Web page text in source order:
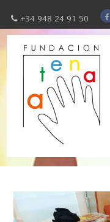
+34 948 24 91 50